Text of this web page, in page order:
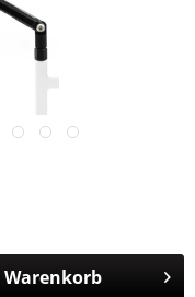
Warenkorb